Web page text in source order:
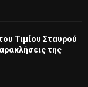
Τιμίου Σταυρού
της